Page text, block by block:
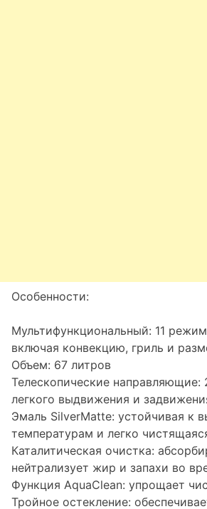
Особенности:
Мультифункциональный: 11
включая конвекцию, гриль и
Объем: 67 литров
Телескопические направляющие:
легкого выдвижения и
Эмаль SilverMatte: устойчивая к
температурам и легко
Каталитическая очистка:
нейтрализует жир и запахи во
Функция AquaClean: упрощает
Тройное остекление: